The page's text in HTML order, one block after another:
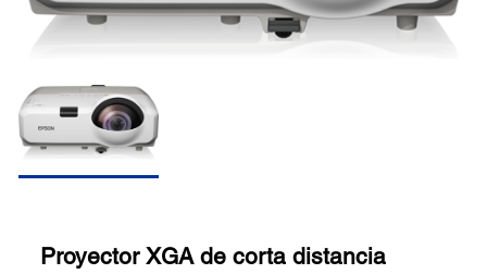
Proyector XGA de corta distancia